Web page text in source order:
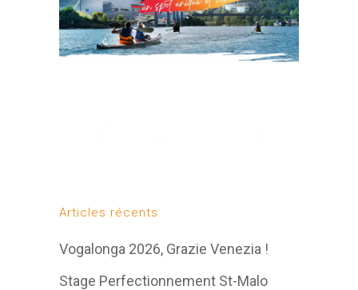
Articles récents
Vogalonga 2026, Grazie Venezia !
Stage Perfectionnement St-Malo